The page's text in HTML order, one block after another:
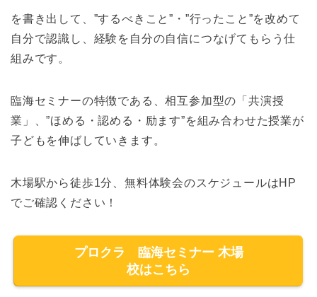
を書き出して、”するべきこと”・”行ったこと”を改めて
自分で認識し、経験を自分の自信につなげてもらう仕
組みです。
臨海セミナーの特徴である、相互参加型の「共演授
業」、”ほめる・認める・励ます”を組み合わせた授業が
子どもを伸ばしていきます。
木場駅から徒歩1分、無料体験会のスケジュールはHP
でご確認ください！
プロクラ 臨海セミナー 木場
校はこちら